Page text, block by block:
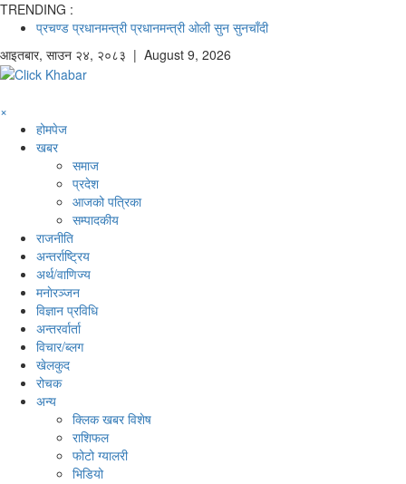
TRENDING :
प्रचण्ड प्रधानमन्त्री प्रधानमन्त्री ओली सुन सुनचाँदी
आइतबार, साउन २४, २०८३ | August 9, 2026
×
होमपेज
खबर
समाज
प्रदेश
आजको पत्रिका
सम्पादकीय
राजनीति
अन्तर्राष्ट्रिय
अर्थ/वाणिज्य
मनाेरञ्जन
विज्ञान प्रविधि
अन्तरर्वार्ता
विचार/ब्लग
खेलकुद
रोचक
अन्य
क्लिक खबर विशेष
राशिफल
फोटो ग्यालरी
भिडियो